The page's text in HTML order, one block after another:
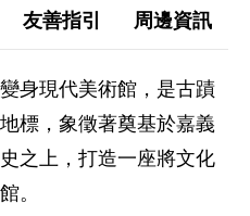
友善指引 周邊資訊
身現代美術館，是古蹟
標，象徵著奠基於嘉義
之上，打造一座將文化
。